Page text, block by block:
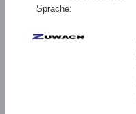
Sprache: